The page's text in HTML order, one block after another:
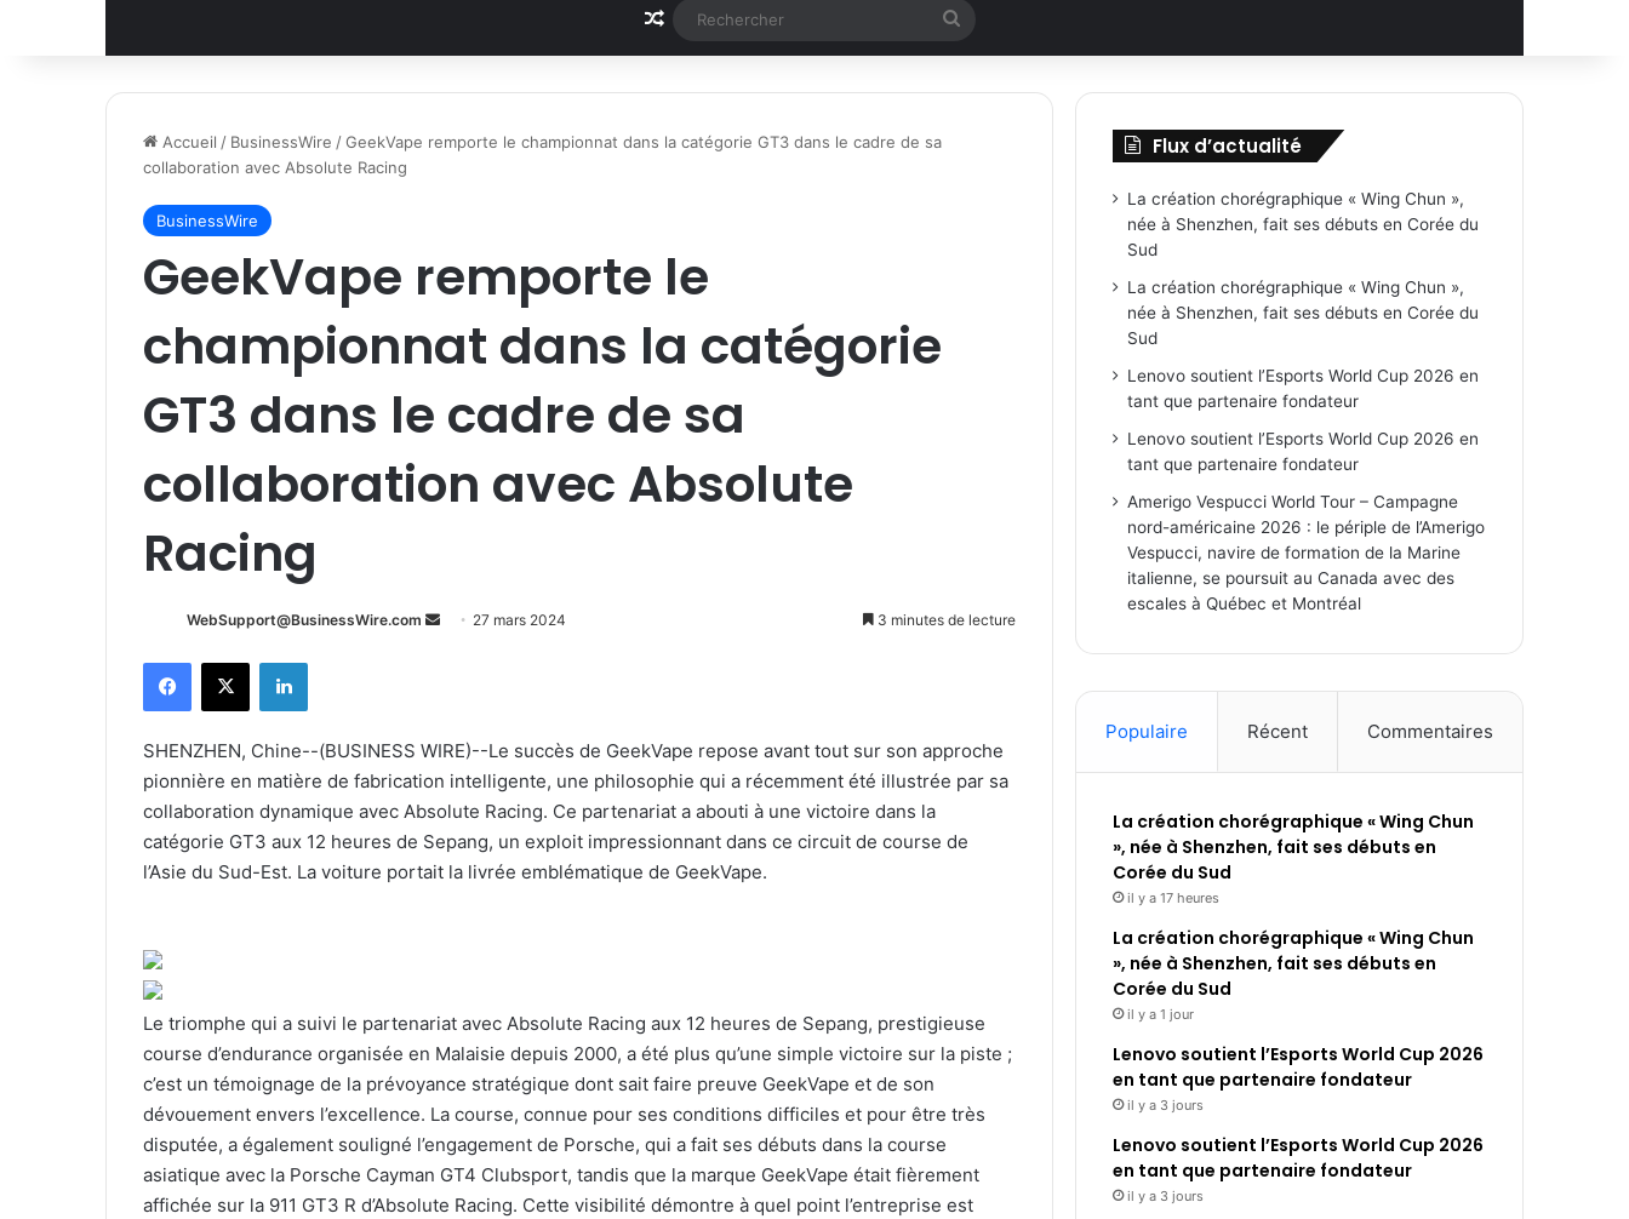
Article Aléatoire Rechercher
Accueil / BusinessWire /GeekVape remporte le championnat dans la catégorie GT3 dans le cadre de sa
collaboration avec Absolute Racing
BusinessWire
GeekVape remporte le
championnat dans la catégorie
GT3 dans le cadre de sa
collaboration avec Absolute
Racing
WebSupport@BusinessWire.com
Envoyer27 mars 2024 3 minutes de lecture
Facebook
X Linkedin
SHENZHEN, Chine--(BUSINESS WIRE)--Le succès de GeekVape repose avant tout sur son approche
pionnière en matière de fabrication intelligente, une philosophie qui a récemment été illustrée par sa
collaboration dynamique avec Absolute Racing. Ce partenariat a abouti à une victoire dans la
catégorie GT3 aux 12 heures de Sepang, un exploit impressionnant dans ce circuit de course de
l’Asie du Sud-Est. La voiture portait la livrée emblématique de GeekVape.
Le triomphe qui a suivi le partenariat avec Absolute Racing aux 12 heures de Sepang, prestigieuse
course d’endurance organisée en Malaisie depuis 2000, a été plus qu’une simple victoire sur la piste ;
c’est un témoignage de la prévoyance stratégique dont sait faire preuve GeekVape et de son
dévouement envers l’excellence. La course, connue pour ses conditions difficiles et pour être très
disputée, a également souligné l’engagement de Porsche, qui a fait ses débuts dans la course
asiatique avec la Porsche Cayman GT4 Clubsport, tandis que la marque GeekVape était fièrement
affichée sur la 911 GT3 R d’Absolute Racing. Cette visibilité démontre à quel point l’entreprise est
Flux d’actualité
La création chorégraphique « Wing Chun »,
née à Shenzhen, fait ses débuts en Corée du
Sud
La création chorégraphique « Wing Chun »,
née à Shenzhen, fait ses débuts en Corée du
Sud
Lenovo soutient l’Esports World Cup 2026 en
tant que partenaire fondateur
Lenovo soutient l’Esports World Cup 2026 en
tant que partenaire fondateur
Amerigo Vespucci World Tour – Campagne
nord-américaine 2026 : le périple de l’Amerigo
Vespucci, navire de formation de la Marine
italienne, se poursuit au Canada avec des
escales à Québec et Montréal
Populaire Récent Commentaires
La création chorégraphique « Wing Chun
», née à Shenzhen, fait ses débuts en
Corée du Sud
il y a 17 heures
La création chorégraphique « Wing Chun
», née à Shenzhen, fait ses débuts en
Corée du Sud
il y a 1 jour
Lenovo soutient l’Esports World Cup 2026
en tant que partenaire fondateur
il y a 3 jours
Lenovo soutient l’Esports World Cup 2026
en tant que partenaire fondateur
il y a 3 jours